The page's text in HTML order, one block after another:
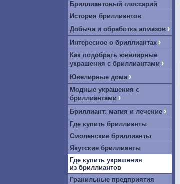
Бриллиантовый глоссарий
История бриллиантов
Добыча и обработка алмазов ›
Интересное о бриллиантах ›
Как подобрать ювелирные
украшения с бриллиантами ›
Ювелирные дома ›
Модные украшения с
бриллиантами ›
Бриллиант: магия и лечение ›
Где купить бриллианты
Смоленские бриллианты
Якутские бриллианты
Где купить украшения
из бриллиантов
Гранильные предприятия